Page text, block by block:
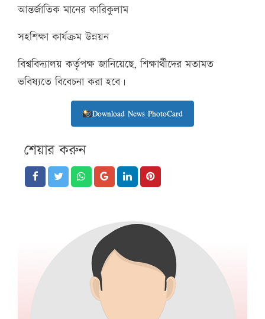
আন্তর্জাতিক মানের কারিকুলাম
সহশিক্ষা কার্যক্রম উন্নয়ন
বিশ্ববিদ্যালয় কর্তৃপক্ষ জানিয়েছে, শিক্ষার্থীদের মতামত
ভবিষ্যতে বিবেচনা করা হবে।
Download News PhotoCard
শেয়ার করুন